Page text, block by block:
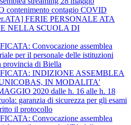
contenimento contagio COVID
FERIE PERSONALE ATA
NELLA SCUOLA DI
Convocazione assemblea
per il personale delle istituzioni
provincia di Biella
INDIZIONE ASSEMBLEA
IN MODALITA'
2020 dalle h. 16 alle h. 18
garanzia di sicurezza per gli esami
il protocollo
Convocazione assemblea